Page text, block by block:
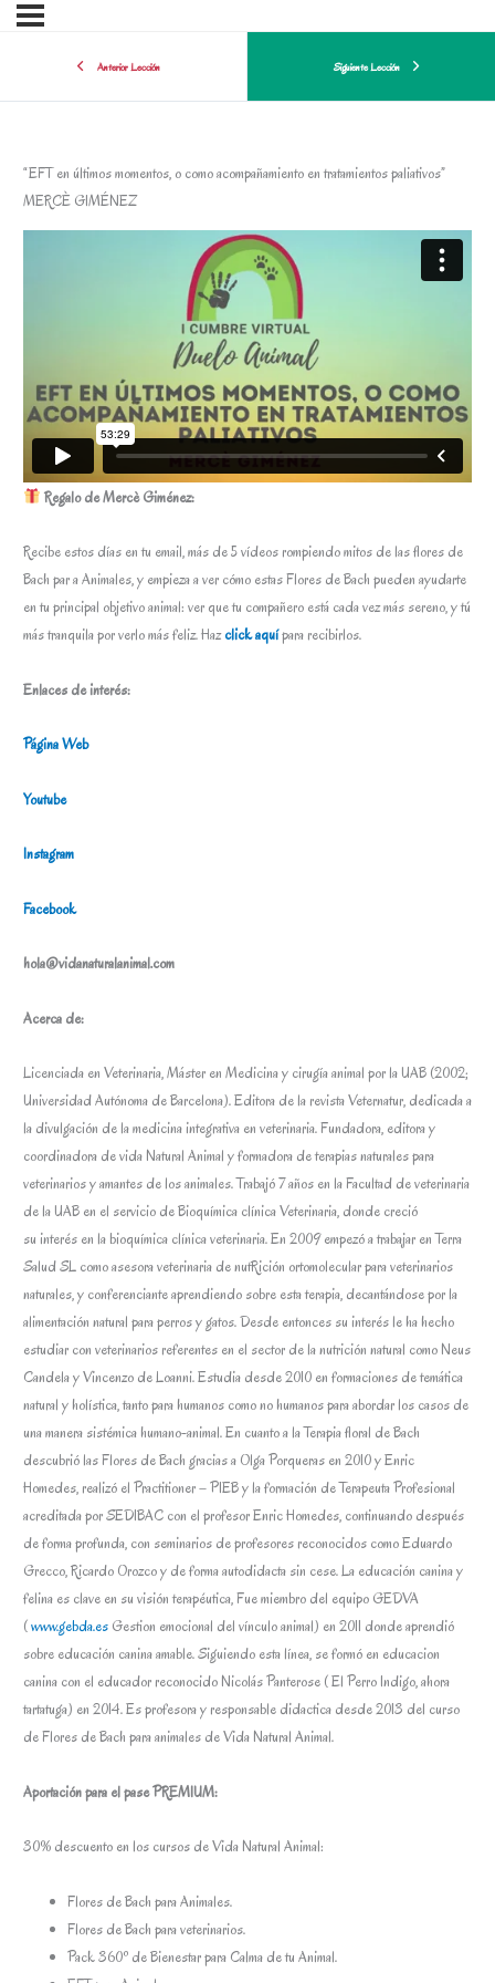
Anterior Lección Siguiente Lección
“EFT en últimos momentos, o como acompañamiento en tratamientos paliativos”
MERCÈ GIMÉNEZ
Regalo de Mercè Giménez:
Recibe estos días en tu email, más de 5 vídeos rompiendo mitos de las flores de
Bach par a Animales, y empieza a ver cómo estas Flores de Bach pueden ayudarte
en tu principal objetivo animal: ver que tu compañero está cada vez más sereno, y tú
más tranquila por verlo más feliz. Hazclick aquípara recibirlos.
Enlaces de interés:
Página Web
Youtube
Instagram
Facebook
hola@vidanaturalanimal.com
Acerca de:
Licenciada en Veterinaria, Máster en Medicina y cirugía animal por la UAB (2002;
Universidad Autónoma de Barcelona). Editora de la revista Veternatur, dedicada a
la divulgación de la medicina integrativa en veterinaria. Fundadora, editora y
coordinadora de vida Natural Animal y formadora de terapias naturales para
veterinarios y amantes de los animales. Trabajó 7 años en la Facultad de veterinaria
de la UAB en el servicio de Bioquímica clínica Veterinaria, donde creció
su interés en la bioquímica clínica veterinaria. En 2009 empezó a trabajar en Terra
Salud SL como asesora veterinaria de nutRición ortomolecular para veterinarios
naturales, y conferenciante aprendiendo sobre esta terapia, decantándose por la
alimentación natural para perros y gatos. Desde entonces su interés le ha hecho
estudiar con veterinarios referentes en el sector de la nutrición natural como Neus
Candela y Vincenzo de Loanni. Estudia desde 2010 en formaciones de temática
natural y holística, tanto para humanos como no humanos para abordar los casos de
una manera sistémica humano-animal. En cuanto a la Terapia floral de Bach
descubrió las Flores de Bach gracias a Olga Porqueras en 2010 y Enric
Homedes, realizó el Practitioner – PIEB y la formación de Terapeuta Profesional
acreditada por SEDIBAC con el profesor Enric Homedes, continuando después
de forma profunda, con seminarios de profesores reconocidos como Eduardo
Grecco, Ricardo Orozco y de forma autodidacta sin cese. La educación canina y
felina es clave en su visión terapéutica, Fue miembro del equipo GEDVA
(www.gebda.es Gestion emocional del vínculo animal) en 2011 donde aprendió
sobre educación canina amable. Siguiendo esta línea, se formó en educacion
canina con el educador reconocido Nicolás Panterose ( El Perro Indigo, ahora
tartatuga) en 2014. Es profesora y responsable didactica desde 2013 del curso
de Flores de Bach para animales de Vida Natural Animal.
Aportación para el pase PREMIUM:
30% descuento en los cursos de Vida Natural Animal:
Flores de Bach para Animales.
Flores de Bach para veterinarios.
Pack 360º de Bienestar para Calma de tu Animal.